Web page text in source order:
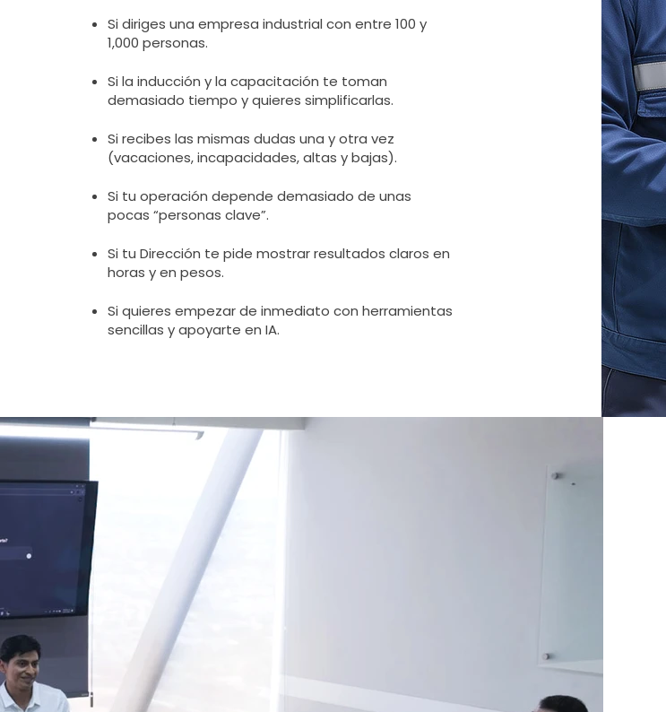
Si diriges una empresa industrial con entre 100 y
1,000 personas.
Si la inducción y la capacitación te toman
demasiado tiempo y quieres simplificarlas.
Si recibes las mismas dudas una y otra vez
(vacaciones, incapacidades, altas y bajas).
Si tu operación depende demasiado de unas
pocas “personas clave”.
Si tu Dirección te pide mostrar resultados claros en
horas y en pesos.
Si quieres empezar de inmediato con herramientas
sencillas y apoyarte en IA.